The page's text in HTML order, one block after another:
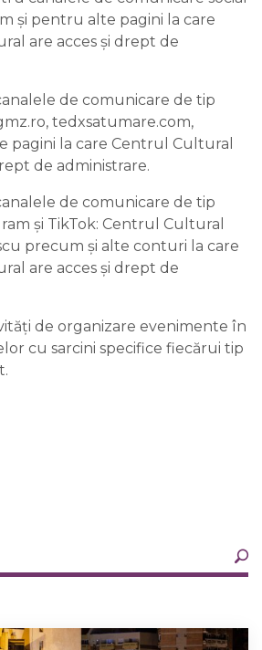
și pentru alte pagini la care
are acces și drept de
de comunicare de tip
tedxsatumare.com,
pagini la care Centrul Cultural
de administrare.
de comunicare de tip
și TikTok: Centrul Cultural
precum și alte conturi la care
are acces și drept de
de organizare evenimente în
cu sarcini specifice fiecărui tip
Oricând ×